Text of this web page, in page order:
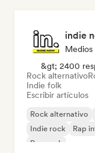
indie
&gt; 2400
Rock alternativo
Indie folk
Escribir artículos
Rock alternativo
Indie rock
Rap
Pop rock